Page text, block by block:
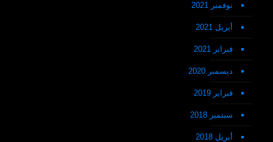
نوفمبر 2021
أبريل 2021
فبراير 2021
ديسمبر 2020
فبراير 2019
سبتمبر 2018
أبريل 2018